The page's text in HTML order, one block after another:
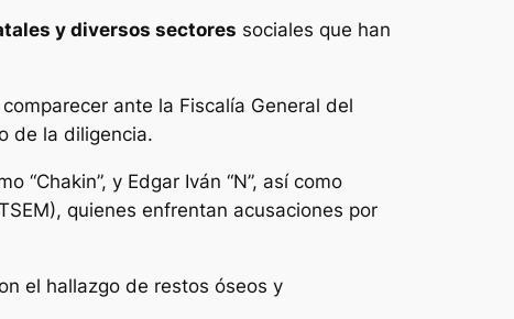
y diversos sectores sociales que han
ante la Fiscalía General del
de la diligencia.
“Chakin”, y Edgar Iván “N”, así como
quienes enfrentan acusaciones por
el hallazgo de restos óseos y